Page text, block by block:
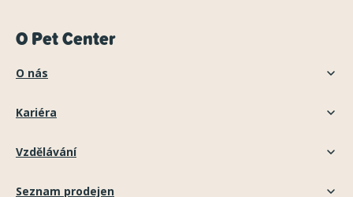
O Pet Center
O nás
Kariéra
Vzdělávání
Seznam prodejen